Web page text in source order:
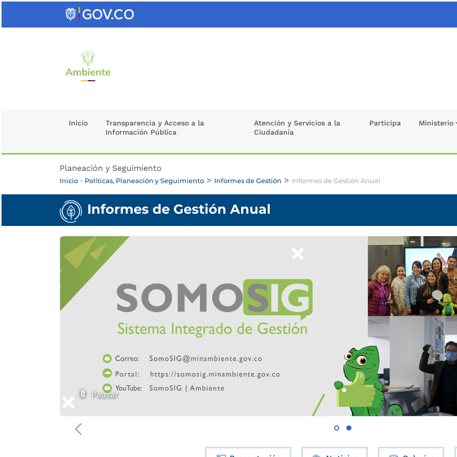
Inicio
Transparencia y Acceso a la
Información Pública
Atención y Servicios a la
Ciudadanía
Participa Ministerio
Planeación y Seguimiento
Inicio > Políticas, Planeación y Seguimiento > Informes de Gestión > Informes de Gestión Anual
Informes de Gestión Anual
‹
Pausar